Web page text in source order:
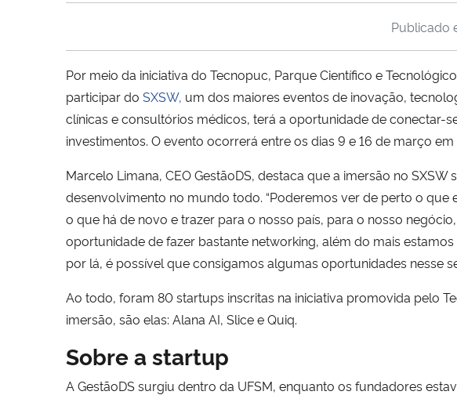
Publicado
Por meio da iniciativa do Tecnopuc, Parque Científico e Tecnológico
participar do SXSW, um dos maiores eventos de inovação,
clínicas e consultórios médicos, terá a oportunidade de conectar-
investimentos. O evento ocorrerá entre os dias 9 e 16 de março em
Marcelo Limana, CEO GestãoDS, destaca que a imersão no
desenvolvimento no mundo todo. “Poderemos ver de perto o
o que há de novo e trazer para o nosso país, para o nosso
oportunidade de fazer bastante networking, além do mais
por lá, é possível que consigamos algumas oportunidades nesse
Ao todo, foram 80 startups inscritas na iniciativa promovida pelo
imersão, são elas: Alana AI, Slice e Quiq.
Sobre a startup
A GestãoDS surgiu dentro da UFSM, enquanto os fundadores